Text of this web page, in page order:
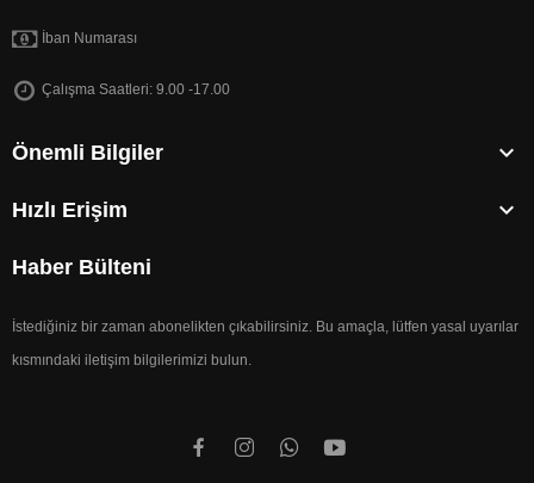
İban Numarası
Çalışma Saatleri: 9.00 -17.00
Önemli Bilgiler 
Hızlı Erişim 
Haber Bülteni
İstediğiniz bir zaman abonelikten çıkabilirsiniz. Bu amaçla, lütfen yasal uyarılar
kısmındaki iletişim bilgilerimizi bulun.